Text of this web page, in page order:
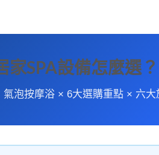
家SPA設備怎麼選
氣泡按摩浴 × 6大選購重點 × 六